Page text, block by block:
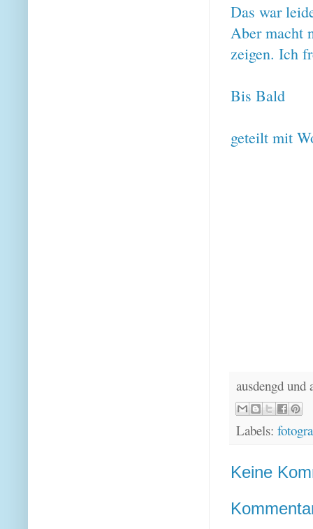
Das war
Aber macht
zeigen. Ich
Bis Bald
geteilt mit
ausdengd
Labels:
Keine